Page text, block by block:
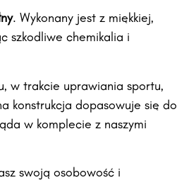
. Wykonany jest z miękkiej,
szkodliwe chemikalia i
w trakcie uprawiania sportu,
konstrukcja dopasowuje się do
w komplecie z naszymi
swoją osobowość i